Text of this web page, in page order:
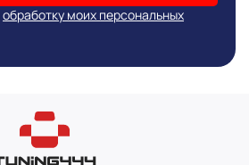
обработку моих персональных